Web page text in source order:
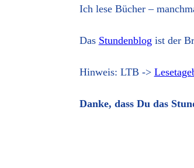
Ich lese Bücher –
Das Stundenblog ist der
Hinweis: LTB ->
Danke, dass Du das